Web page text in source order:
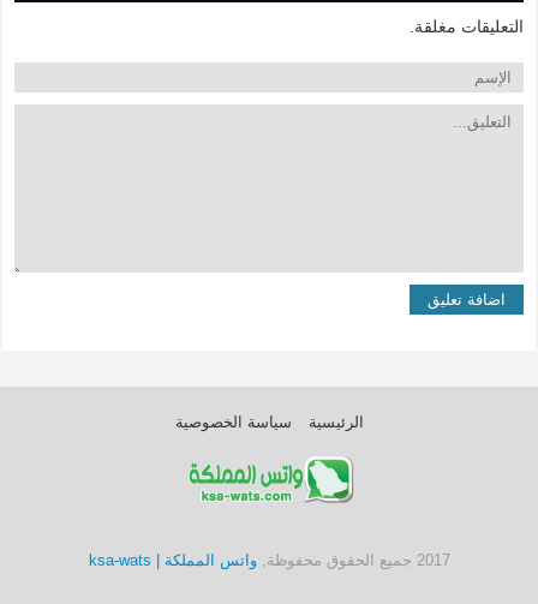
التعليقات مغلقة.
الرئيسية سياسة الخصوصية
2017 جميع الحقوق محفوظة, واتس المملكة | ksa-wats